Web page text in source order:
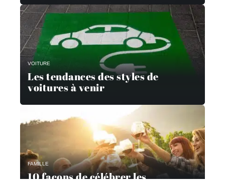
VOITURE
Les tendances des styles de
voitures à venir
FAMILLE
10 façons de célébrer les